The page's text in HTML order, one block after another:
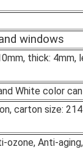
windows
thick: 4mm,
White color
carton size:
ozone, Anti-